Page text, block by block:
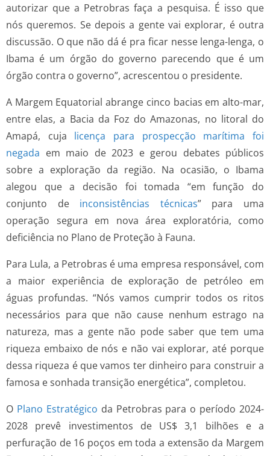
autorizar que a Petrobras faça a pesquisa. É isso que
nós queremos. Se depois a gente vai explorar, é outra
discussão. O que não dá é pra ficar nesse lenga-lenga, o
Ibama é um órgão do governo parecendo que é um
órgão contra o governo”, acrescentou o presidente.
A Margem Equatorial abrange cinco bacias em alto-mar,
entre elas, a Bacia da Foz do Amazonas, no litoral do
Amapá, cuja licença para prospecção marítima foi
negada em maio de 2023 e gerou debates públicos
sobre a exploração da região. Na ocasião, o Ibama
alegou que a decisão foi tomada “em função do
conjunto de inconsistências técnicas” para uma
operação segura em nova área exploratória, como
deficiência no Plano de Proteção à Fauna.
Para Lula, a Petrobras é uma empresa responsável, com
a maior experiência de exploração de petróleo em
águas profundas. “Nós vamos cumprir todos os ritos
necessários para que não cause nenhum estrago na
natureza, mas a gente não pode saber que tem uma
riqueza embaixo de nós e não vai explorar, até porque
dessa riqueza é que vamos ter dinheiro para construir a
famosa e sonhada transição energética”, completou.
O Plano Estratégico da Petrobras para o período 2024-
2028 prevê investimentos de US$ 3,1 bilhões e a
perfuração de 16 poços em toda a extensão da Margem